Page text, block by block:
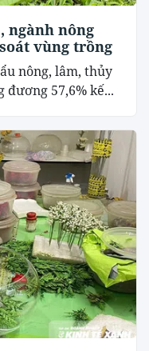
ngành nông
vùng trồng
nông, lâm, thủy
đương 57,6% kế...